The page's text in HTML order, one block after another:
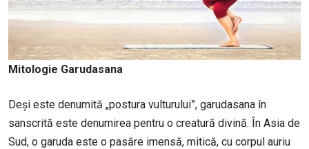
Mitologie Garudasana
Deși este denumită „postura vulturului”, garudasana în
sanscrită este denumirea pentru o creatură divină. În Asia de
Sud, o garuda este o pasăre imensă, mitică, cu corpul auriu